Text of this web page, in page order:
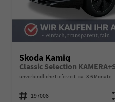
Skoda Kamiq
unverbindliche Lieferzeit: ca. 3-6 Monate
Fahrzeugnummer 197008